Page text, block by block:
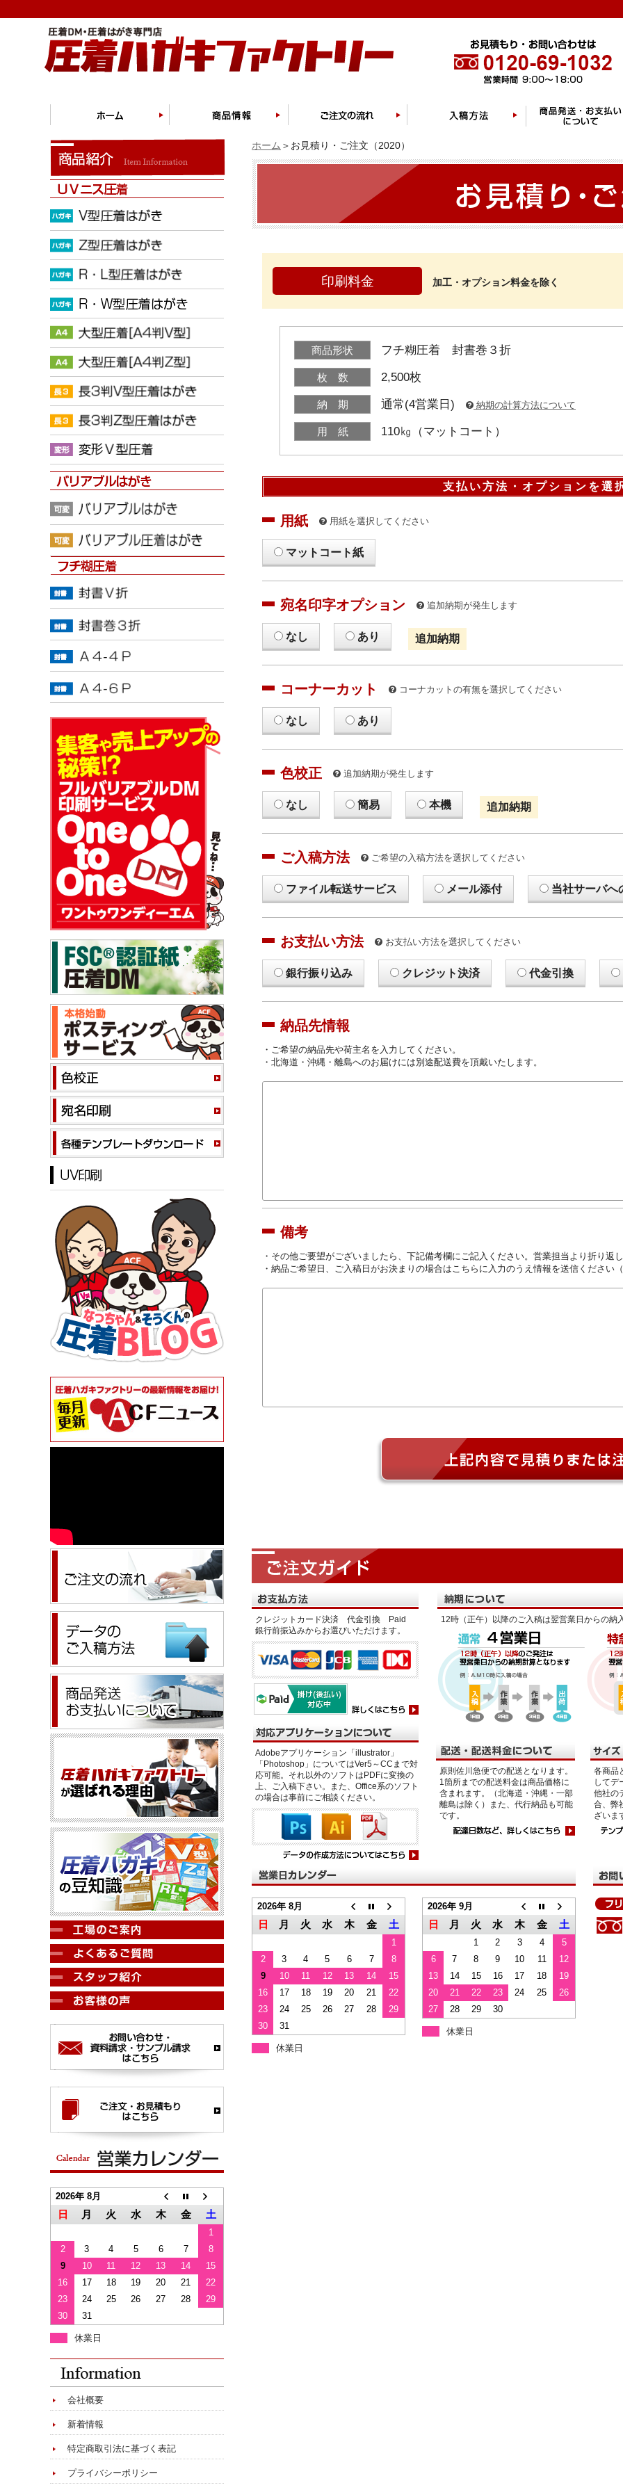
ホーム ＞お見積り・ご注文（2020）
印刷料金 加工・オプション料金を除く
商品形状 フチ糊圧着 封書巻３折
枚 数 2,500枚
納 期 通常(4営業日) 納期の計算方法について
用 紙 110㎏（マットコート）
支払い方法・オプションを選
用紙 用紙を選択してください
マットコート紙
宛名印字オプション 追加納期が発生します
なし あり 追加納期
コーナーカット コーナカットの有無を選択してください
なし あり
色校正 追加納期が発生します
なし 簡易 本機 追加納期
ご入稿方法 ご希望の入稿方法を選択してください
ファイル転送サービス メール添付 当社サーバへ
お支払い方法 お支払い方法を選択してください
銀行振り込み クレジット決済 代金引換
納品先情報
・ご希望の納品先や荷主名を入力してください。
・北海道・沖縄・離島へのお届けには別途配送費を頂戴いたします。
備考
・その他ご要望がございましたら、下記備考欄にご記入ください。営業担当より折り返
・納品ご希望日、ご入稿日がお決まりの場合はこちらに入力のうえ情報を送信ください
クレジットカード決済 代金引換 Paid
銀行前振込みからお選びいただけます。
12時（正午）以降のご入稿は翌営業日からの納
Adobeアプリケーション「illustrator」
「Photoshop」についてはVer5～CCまで対
応可能。それ以外のソフトはPDFに変換の
上、ご入稿下さい。また、Office系のソフト
の場合は事前にご相談ください。
原則佐川急便での配送となります。
1箇所までの配送料金は商品価格に
含まれます。（北海道・沖縄・一部
離島は除く）また、代行納品も可能
です。
各商品
してデ
他社の
合、弊
ざいま
2026年 8月
日 月 火 水 木 金 土
1
2
3 4 5 6 7
8
9
10 11 12 13 14
15
16
17 18 19 20 21
22
23
24 25 26 27 28
29
30
31
休業日
2026年 9月
日 月 火 水 木 金 土
1 2 3 4
5
6
7 8 9 10 11
12
13
14 15 16 17 18
19
20
21 22 23 24 25
26
27
28 29 30
休業日
2026年 8月
日 月 火 水 木 金 土
1
2
3 4 5 6 7
8
9
10 11 12 13 14
15
16
17 18 19 20 21
22
23
24 25 26 27 28
29
30
31
休業日
会社概要
新着情報
特定商取引法に基づく表記
プライバシーポリシー